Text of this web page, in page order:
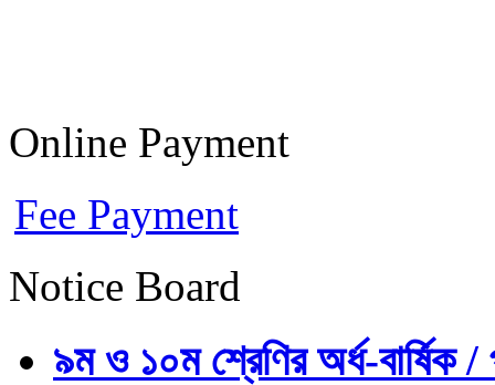
Online Payment
Fee Payment
Notice Board
৯ম ও ১০ম শ্রেণির অর্ধ-বার্ষিক /